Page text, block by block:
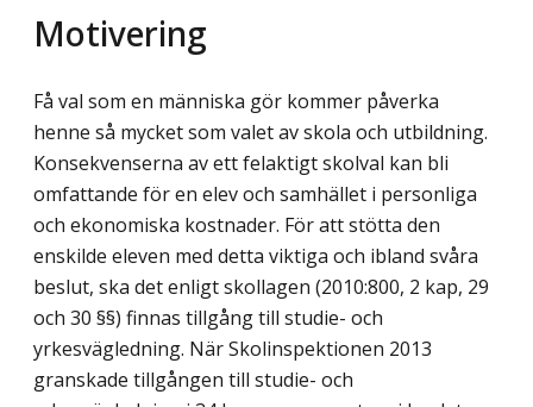
Motivering
Få val som en människa gör kommer påverka
henne så mycket som valet av skola och utbildning.
Konsekvenserna av ett felaktigt skolval kan bli
omfattande för en elev och samhället i personliga
och ekonomiska kostnader. För att stötta den
enskilde eleven med detta viktiga och ibland svåra
beslut, ska det enligt skollagen (2010:800, 2 kap, 29
och 30 §§) finnas tillgång till studie- och
yrkesvägledning. När Skolinspektionen 2013
granskade tillgången till studie- och